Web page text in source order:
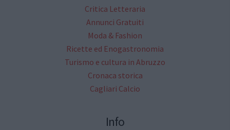
Critica Letteraria
Annunci Gratuiti
Moda & Fashion
Ricette ed Enogastronomia
Turismo e cultura in Abruzzo
Cronaca storica
Cagliari Calcio
Info